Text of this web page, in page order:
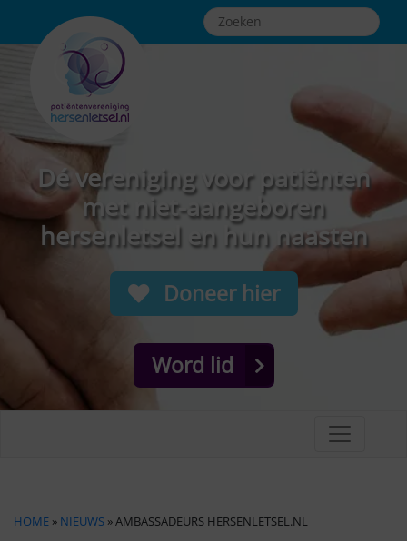
Dé vereniging voor patiënten
met niet-aangeboren
hersenletsel en hun naasten
Doneer hier
Word lid
HOME » NIEUWS » AMBASSADEURS HERSENLETSEL.NL